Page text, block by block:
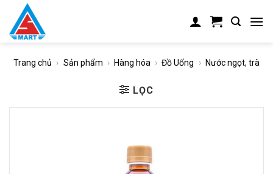
content
Trang chủ › Sản phẩm › Hàng hóa › Đồ Uống › Nước ngọt, trà
LỌC